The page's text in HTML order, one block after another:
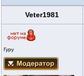
Veter1981
Гуру